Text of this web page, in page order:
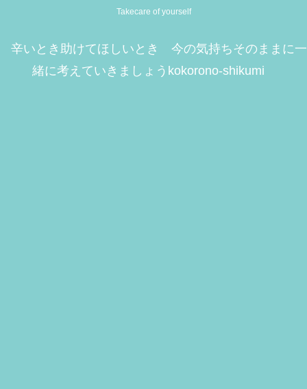
Takecare of yourself
辛いとき助けてほしいとき 今の気持ちそのままに一
緒に考えていきましょうkokorono-shikumi